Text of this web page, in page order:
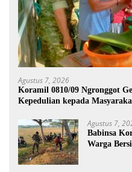
Agustus 7, 2026
Koramil 0810/09 Ngronggot
Kepedulian kepada
Agustus 7,
Babinsa
Warga